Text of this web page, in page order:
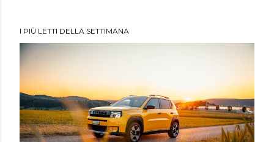
I PIÙ LETTI DELLA SETTIMANA